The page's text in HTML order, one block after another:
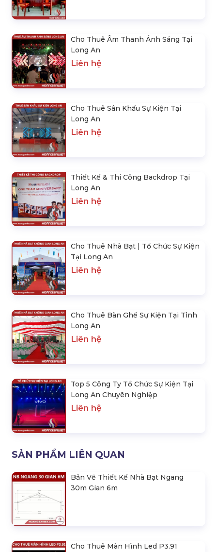
Cho Thuê Âm Thanh Ánh Sáng Tại
Long An
Liên hệ
Cho Thuê Sân Khấu Sự Kiện Tại
Long An
Liên hệ
Thiết Kế & Thi Công Backdrop Tại
Long An
Liên hệ
Cho Thuê Nhà Bạt | Tổ Chức Sự Kiện
Tại Long An
Liên hệ
Cho Thuê Bàn Ghế Sự Kiện Tại Tỉnh
Long An
Liên hệ
Top 5 Công Ty Tổ Chức Sự Kiện Tại
Long An Chuyên Nghiệp
Liên hệ
SẢN PHẨM LIÊN QUAN
Bản Vẽ Thiết Kế Nhà Bạt Ngang
30m Gian 6m
Cho Thuê Màn Hình Led P3.91